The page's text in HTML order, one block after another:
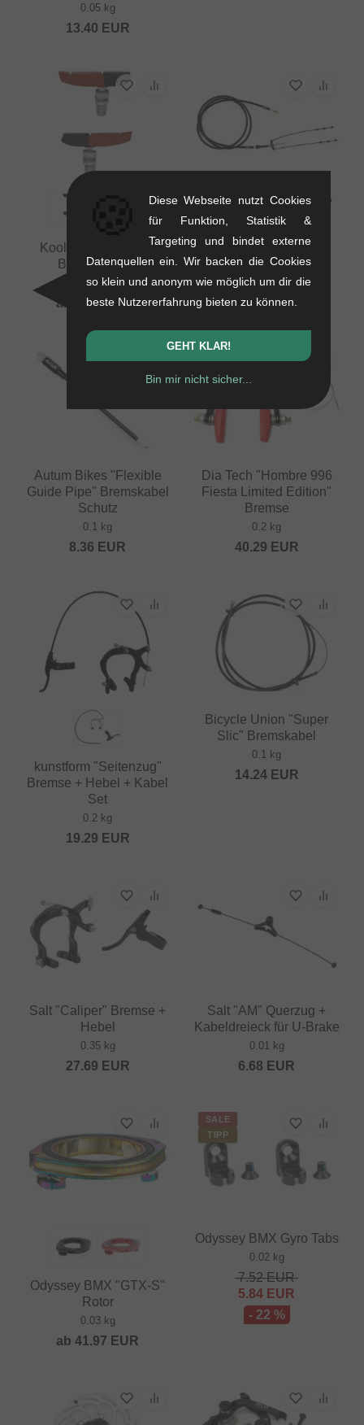
0.05 kg
13.40 EUR
Kool Stop "Supra 2"
Bremsschuhe
0.06 kg
ab 14.24EUR
Kink Bikes "One Piece
Linear" Bremskabel
0.12 kg
17.61 EUR
Autum Bikes "Flexible
Guide Pipe" Bremskabel
Schutz
0.1 kg
8.36 EUR
Dia Tech "Hombre 996
Fiesta Limited Edition"
Bremse
0.2 kg
40.29 EUR
kunstform "Seitenzug"
Bremse + Hebel + Kabel
Set
0.2 kg
19.29 EUR
Bicycle Union "Super
Slic" Bremskabel
0.1 kg
14.24EUR
Salt "Caliper" Bremse +
Hebel
0.35 kg
27.69 EUR
Salt "AM" Querzug +
Kabeldreieck für U-Brake
0.01 kg
6.68 EUR
Odyssey BMX "GTX-S"
Rotor
0.03 kg
ab 41.97 EUR
SALE
TIPP
Odyssey BMX Gyro Tabs
0.02 kg
7.52EUR
5.84 EUR
- 22 %
Diese Webseite nutzt Cookies
für Funktion, Statistik &
Targeting und bindet externe
Datenquellen ein. Wir backen die Cookies
so klein und anonym wie möglich um dir die
beste Nutzererfahrung bieten zu können.
GEHT KLAR!
Bin mir nicht sicher...